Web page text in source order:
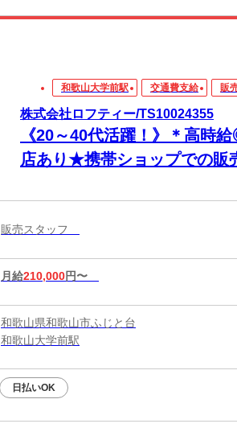
和歌山大学前駅 交通費支給 販
株式会社ロフティー/TS10024355
《20～40代活躍！》＊高時
店あり★携帯ショップでの販
販売スタッフ
月給210,000円〜
和歌山県和歌山市ふじと台
和歌山大学前駅
日払いOK